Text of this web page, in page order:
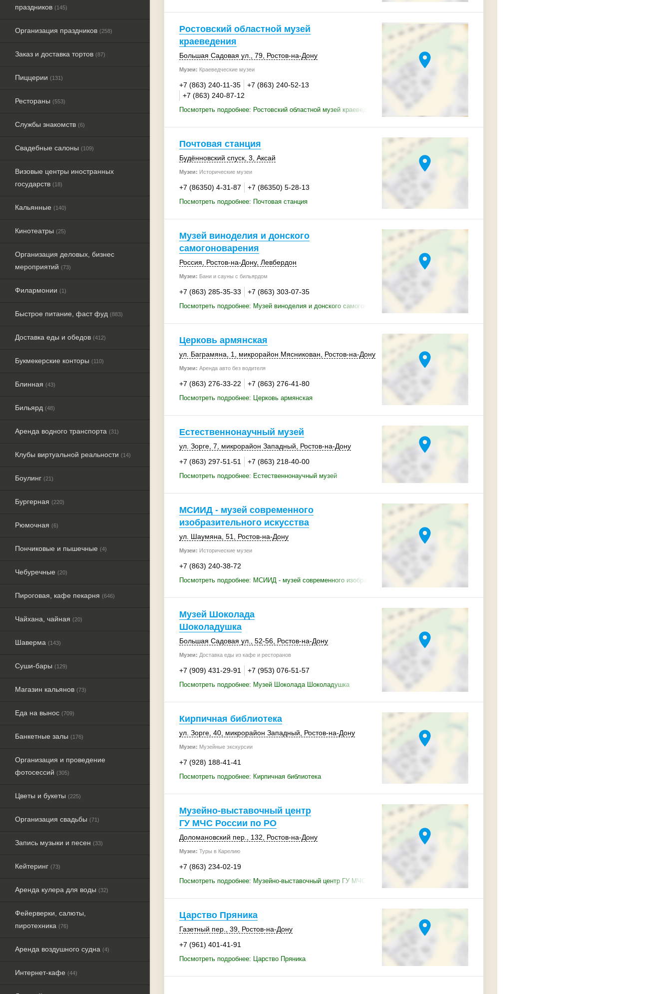
праздников (145)
Организация праздников (258)
Заказ и доставка тортов (87)
Пиццерии (131)
Рестораны (553)
Службы знакомств (6)
Свадебные салоны (109)
Визовые центры иностранных
государств (18)
Кальянные (140)
Кинотеатры (25)
Организация деловых, бизнес
мероприятий (73)
Филармонии (1)
Быстрое питание, фаст фуд (883)
Доставка еды и обедов (412)
Букмекерские конторы (110)
Блинная (43)
Бильярд (48)
Аренда водного транспорта (31)
Клубы виртуальной реальности (14)
Боулинг (21)
Бургерная (220)
Рюмочная (6)
Пончиковые и пышечные (4)
Чебуречные (20)
Пироговая, кафе пекарня (646)
Чайхана, чайная (20)
Шаверма (143)
Суши-бары (129)
Магазин кальянов (73)
Еда на вынос (709)
Банкетные залы (176)
Организация и проведение
фотосессий (305)
Цветы и букеты (225)
Организация свадьбы (71)
Запись музыки и песен (33)
Кейтеринг (73)
Аренда кулера для воды (32)
Фейерверки, салюты,
пиротехника (76)
Аренда воздушного судна (4)
Интернет-кафе (44)
Ростовский областной музей
краеведения
Большая Садовая ул., 79, Ростов-на-Дону
Музеи: Краеведческие музеи
+7 (863) 240-11-35
+7 (863) 240-52-13
+7 (863) 240-87-12
Посмотреть подробнее: Ростовский областной музей краеведения
location_on
Почтовая станция
Будённовский спуск, 3, Аксай
Музеи: Исторические музеи
+7 (86350) 4-31-87 +7 (86350) 5-28-13
Посмотреть подробнее: Почтовая станция
location_on
Музей виноделия и донского
самогоноварения
Россия Ростов-на-Дону, Левбердон
Музеи: Бани и сауны с бильярдом
+7 (863) 285-35-33 +7 (863) 303-07-35
Посмотреть подробнее: Музей виноделия и донского самогоноварения
location_on
Церковь армянская
ул. Баграмяна, 1 , микрорайон Мясникован, Ростов-на-Дону
Музеи: Аренда авто без водителя
+7 (863) 276-33-22 +7 (863) 276-41-80
Посмотреть подробнее: Церковь армянская
location_on
Естественнонаучный музей
ул. Зорге, 7 микрорайон Западный
Ростов-на-Дону
+7 (863) 297-51-51
+7 (863) 218-40-00
Посмотреть подробнее: Естественнонаучный музей
location_on
МСИИД - музей современного
изобразительного искусства
ул. Шаумяна, 51 Ростов-на-Дону
Музеи: Исторические музеи
+7 (863) 240-38-72
Посмотреть подробнее: МСИИД - музей современного изобразительного искусства
location_on
Музей Шоколада
Шоколадушка
Большая Садовая ул. 52-56, Ростов-на-Дону
Музеи: Доставка еды из кафе и ресторанов
+7 (909) 431-29-91 +7 (953) 076-51-57
Посмотреть подробнее: Музей Шоколада Шоколадушка
location_on
Кирпичная библиотека
ул. Зорге, 40, микрорайон Западный Ростов-на-Дону
Музеи: Музейные экскурсии
+7 (928) 188-41-41
Посмотреть подробнее: Кирпичная библиотека
location_on
Музейно-выставочный центр
ГУ МЧС России по РО
Доломановский пер. 132 Ростов-на-Дону
Музеи: Туры в Карелию
+7 (863) 234-02-19
Посмотреть подробнее: Музейно-выставочный центр ГУ МЧС России по РО
location_on
Царство Пряника
Газетный пер., 39, Ростов-на-Дону
+7 (961) 401-41-91
Посмотреть подробнее: Царство Пряника
location_on